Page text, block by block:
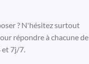
? N'hésitez surtout
répondre à chacune de
et 7j/7.